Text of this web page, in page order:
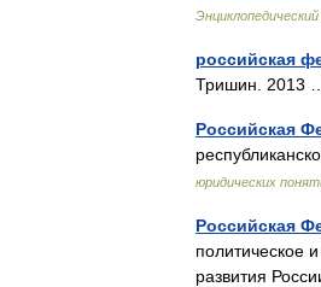
Энциклопедический
российская
Тришин. 2013
Российская
юридических
Российская
политическое
развития